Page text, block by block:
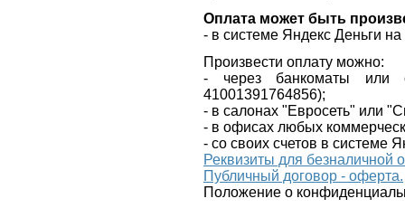
Оплата может быть
- в системе Яндекс Деньги
Произвести оплату можно:
- через банкоматы или
41001391764856);
- в салонах "Евросеть" или
- в офисах любых
- со своих счетов в системе
Реквизиты для безналичной
Публичный договор - оферта.
Положение о